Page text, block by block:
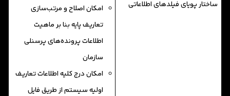
ساختار پویای فیلد‌های اطلاعاتی
امکان اصلاح و مرتب‌سازی
تعاریف پایه بنا بر ماهیت
اطلاعات پرونده‌های پرسنلی
سازمان
امکان درج کلیه اطلاعات تعاریف
اولیه سیستم از طریق فایل